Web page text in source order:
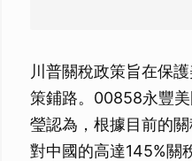
川普關稅政策旨在保
策鋪路。00858永豐
瑩認為，根據目前的
對中國的高達145%關